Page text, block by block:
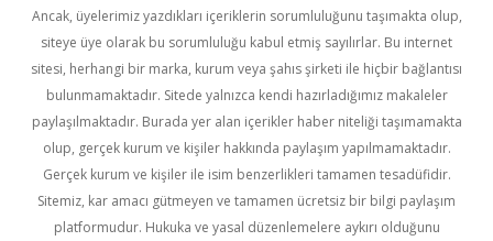
Ancak, üyelerimiz yazdıkları içeriklerin sorumluluğunu taşımakta olup,
siteye üye olarak bu sorumluluğu kabul etmiş sayılırlar. Bu internet
sitesi, herhangi bir marka, kurum veya şahıs şirketi ile hiçbir bağlantısı
bulunmamaktadır. Sitede yalnızca kendi hazırladığımız makaleler
paylaşılmaktadır. Burada yer alan içerikler haber niteliği taşımamakta
olup, gerçek kurum ve kişiler hakkında paylaşım yapılmamaktadır.
Gerçek kurum ve kişiler ile isim benzerlikleri tamamen tesadüfidir.
Sitemiz, kar amacı gütmeyen ve tamamen ücretsiz bir bilgi paylaşım
platformudur. Hukuka ve yasal düzenlemelere aykırı olduğunu